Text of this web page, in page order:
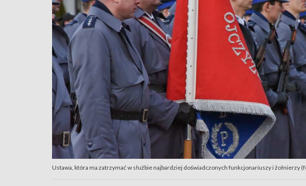
Ustawa, która ma zatrzymać w służbie najbardziej doświadczonych funkcjonariuszy i żołnierzy